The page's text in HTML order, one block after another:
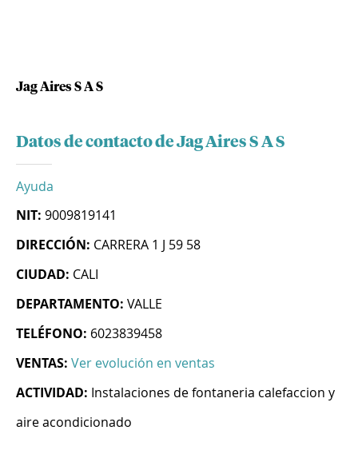
Jag Aires S A S
Datos de contacto de Jag Aires S A S
Ayuda
NIT: 9009819141
DIRECCIÓN: CARRERA 1 J 59 58
CIUDAD: CALI
DEPARTAMENTO: VALLE
TELÉFONO: 6023839458
VENTAS: Ver evolución en ventas
ACTIVIDAD: Instalaciones de fontaneria calefaccion y
aire acondicionado